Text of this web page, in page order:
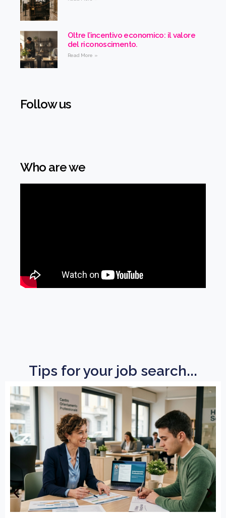
Oltre l’incentivo economico: il valore
del riconoscimento.
Read More »
Follow us
Who are we
Tips for your job search...